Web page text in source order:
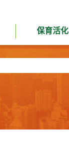
保育活化